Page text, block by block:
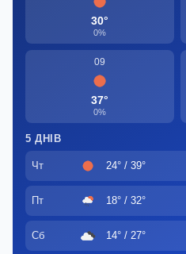
30°
0%
09
37°
0%
5 ДНІВ
Чт 24° / 39°
Пт 18° / 32°
Сб 14° / 27°